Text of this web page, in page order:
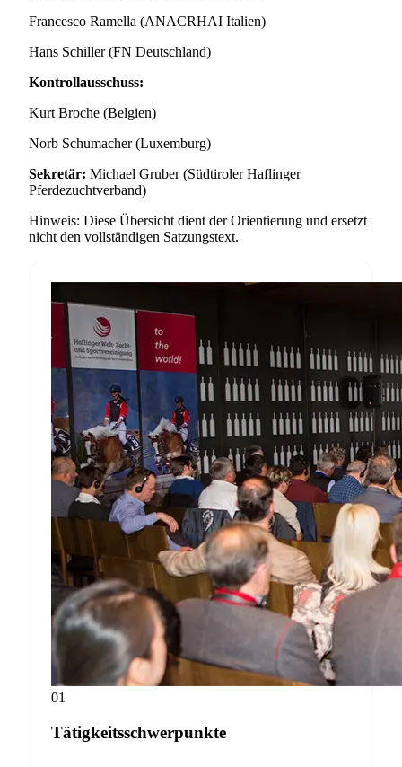
Francesco Ramella (ANACRHAI Italien)
Hans Schiller (FN Deutschland)
Kontrollausschuss:
Kurt Broche (Belgien)
Norb Schumacher (Luxemburg)
Sekretär: Michael Gruber (Südtiroler Haflinger
Pferdezuchtverband)
Hinweis: Diese Übersicht dient der Orientierung und ersetzt
nicht den vollständigen Satzungstext.
01
Tätigkeitsschwerpunkte